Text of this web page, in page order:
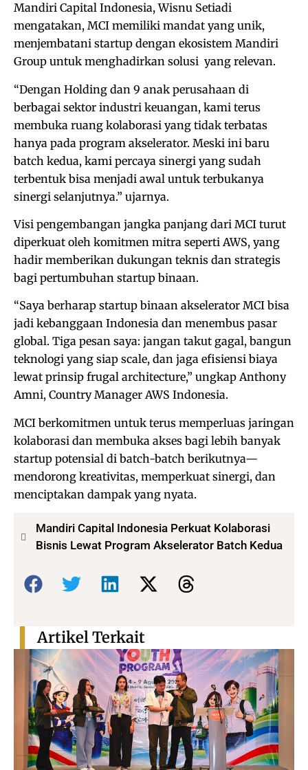
Mandiri Capital Indonesia, Wisnu Setiadi
mengatakan, MCI memiliki mandat yang unik,
menjembatani startup dengan ekosistem Mandiri
Group untuk menghadirkan solusi yang relevan.
“Dengan Holding dan 9 anak perusahaan di
berbagai sektor industri keuangan, kami terus
membuka ruang kolaborasi yang tidak terbatas
hanya pada program akselerator. Meski ini baru
batch kedua, kami percaya sinergi yang sudah
terbentuk bisa menjadi awal untuk terbukanya
sinergi selanjutnya.” ujarnya.
Visi pengembangan jangka panjang dari MCI turut
diperkuat oleh komitmen mitra seperti AWS, yang
hadir memberikan dukungan teknis dan strategis
bagi pertumbuhan startup binaan.
“Saya berharap startup binaan akselerator MCI bisa
jadi kebanggaan Indonesia dan menembus pasar
global. Tiga pesan saya: jangan takut gagal, bangun
teknologi yang siap scale, dan jaga efisiensi biaya
lewat prinsip frugal architecture,” ungkap Anthony
Amni, Country Manager AWS Indonesia.
MCI berkomitmen untuk terus memperluas jaringan
kolaborasi dan membuka akses bagi lebih banyak
startup potensial di batch-batch berikutnya—
mendorong kreativitas, memperkuat sinergi, dan
menciptakan dampak yang nyata.
Mandiri Capital Indonesia Perkuat Kolaborasi
Bisnis Lewat Program Akselerator Batch Kedua
Bagikan:
Artikel Terkait